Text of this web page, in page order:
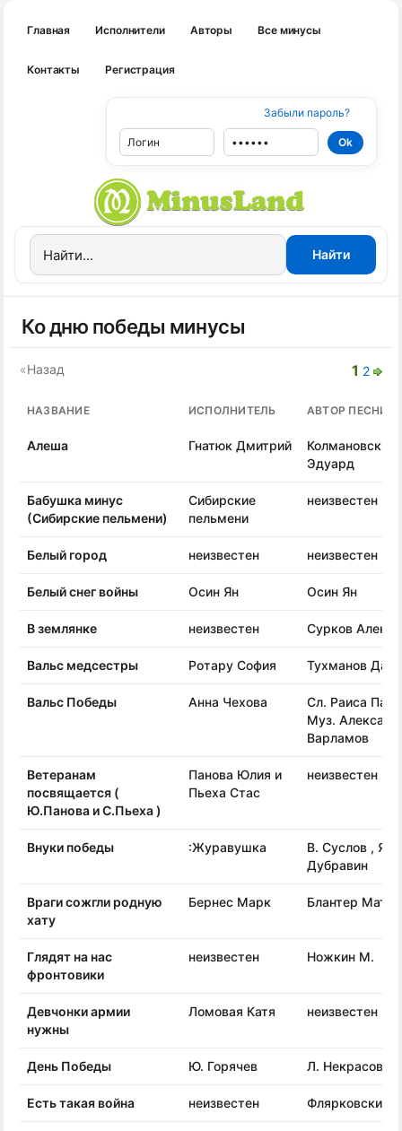
Главная Исполнители Авторы Все минусы
Контакты Регистрация
Забыли пароль?
Ко дню победы минусы
1 2
«Назад
НАЗВАНИЕ ИСПОЛНИТЕЛЬ АВТОР ПЕСНИ
Алеша Гнатюк Дмитрий
Колмановский
Эдуард
Бабушка минус
(Сибирские пельмени)
Сибирские
пельмени
неизвестен
Белый город неизвестен неизвестен
Белый снег войны Осин Ян Осин Ян
В землянке неизвестен Сурков
Вальс медсестры Ротару София Тухманов
Вальс Победы Анна Чехова
Сл. Раиса
Муз.
Варламов
Ветеранам
посвящается (
Ю.Панова и С.Пьеха )
Панова Юлия и
Пьеха Стас
неизвестен
Внуки победы :Журавушка
В. Суслов , Я
Дубравин
Враги сожгли родную
хату
Бернес Марк Блантер
Глядят на нас
фронтовики
неизвестен Ножкин М.
Девчонки армии
нужны
Ломовая Катя неизвестен
День Победы Ю. Горячев Л. Некрасова
Есть такая война неизвестен Флярковский